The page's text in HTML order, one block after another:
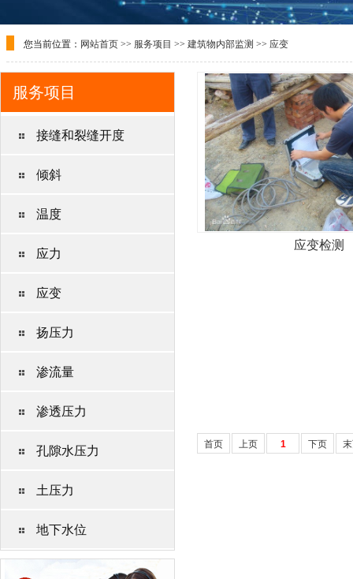
您当前位置： 网站首页 >> 服务项目 >> 建筑物内部监测 >> 应变
服务项目
接缝和裂缝开度
倾斜
温度
应力
应变
扬压力
渗流量
渗透压力
孔隙水压力
土压力
地下水位
应变检测
首页 上页 1 下页